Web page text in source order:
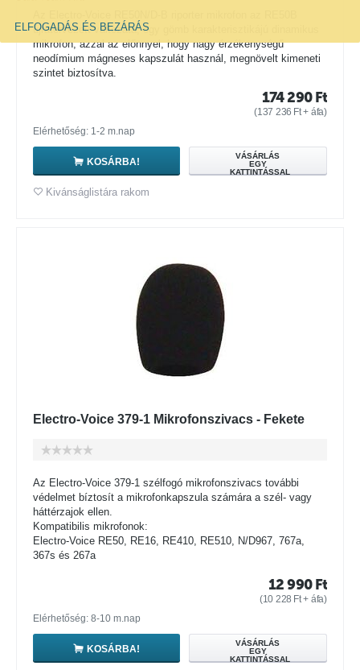
ELFOGADÁS ÉS BEZÁRÁS
újratervezett változata, egy gömb karakterisztikájú dinamikus
mikrofon, azzal az előnnyel, hogy nagy érzékenységű
neodímium mágneses kapszulát használ, megnövelt kimeneti
szintet biztosítva.
174 290 Ft
(137 236 Ft+ áfa)
Elérhetőség: 1-2 m.nap
KOSÁRBA!
VÁSÁRLÁS
EGY
KATTINTÁSSAL
Kivánságlistára rakom
Electro-Voice 379-1 Mikrofonszivacs - Fekete
Az Electro-Voice 379-1 szélfogó mikrofonszivacs további
védelmet bíztosít a mikrofonkapszula számára a szél- vagy
háttérzajok ellen.
Kompatibilis mikrofonok:
Electro-Voice RE50, RE16, RE410, RE510, N/D967, 767a,
367s és 267a
12 990 Ft
(10 228 Ft+ áfa)
Elérhetőség: 8-10 m.nap
KOSÁRBA!
VÁSÁRLÁS
EGY
KATTINTÁSSAL